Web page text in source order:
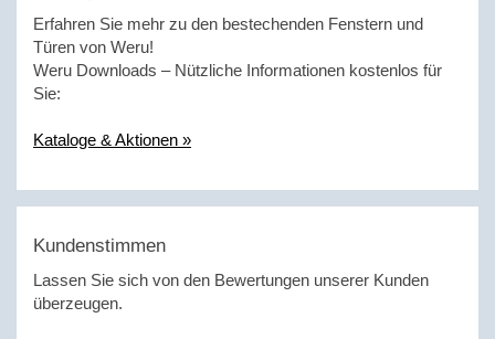
Erfahren Sie mehr zu den bestechenden Fenstern und
Türen von Weru!
Weru Downloads – Nützliche Informationen kostenlos für
Sie:
Kataloge & Aktionen »
Kundenstimmen
Lassen Sie sich von den Bewertungen unserer Kunden
überzeugen.